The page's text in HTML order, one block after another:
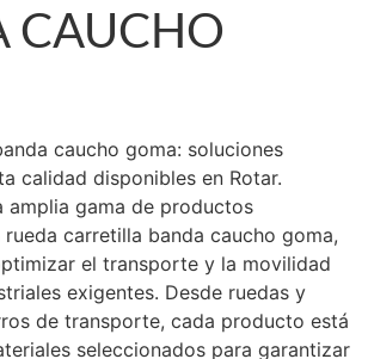
CAUCHO
caucho goma: soluciones
calidad disponibles en Rotar.
amplia gama de productos
carretilla banda caucho goma,
el transporte y la movilidad
exigentes. Desde ruedas y
de transporte, cada producto está
seleccionados para garantizar